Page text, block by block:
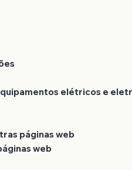
elétricos e
páginas web
web